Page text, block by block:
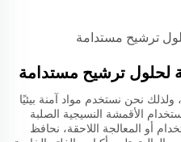
لحلول ترشيح مستدامة
نحن نستخدم مواد آمنة بيئيًا
الأقمشة النسيجية الصلبة
أو المعالجة اللاحقة، نحافظ